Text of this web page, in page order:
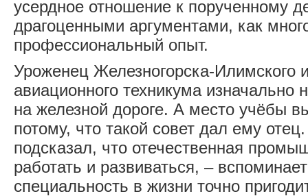
усердное отношение к порученному
драгоценными аргументами, как
профессиональный опыт.
Уроженец Железногорска-Илимского
авиационного техникума изначально
на железной дороге. А место учёбы
потому, что такой совет дал ему
подсказал, что отечественная
работать и развиваться, –
специальность в жизни точно